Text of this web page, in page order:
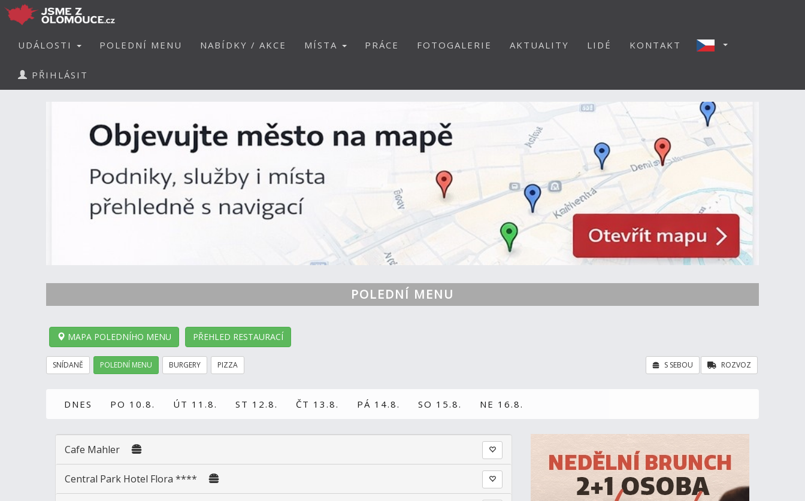
UDÁLOSTI POLEDNÍ MENU NABÍDKY / AKCE MÍSTA PRÁCE FOTOGALERIE AKTUALITY LIDÉ KONTAKT
PŘIHLÁSIT
POLEDNÍ MENU
MAPA POLEDNÍHO MENU PŘEHLED RESTAURACÍ
SNÍDANĚ POLEDNÍ MENU BURGERY PIZZA ROZVOZ
S SEBOU
DNES PO 10.8. ÚT 11.8. ST 12.8. ČT 13.8. PÁ 14.8. SO 15.8. NE 16.8.
Cafe Mahler
Central Park Hotel Flora ****